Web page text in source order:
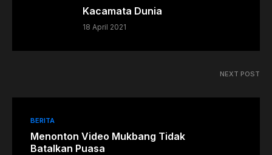
Kacamata Dunia
18 April 2021
NEXT POST
BERITA
Menonton Video Mukbang Tidak
Batalkan Puasa